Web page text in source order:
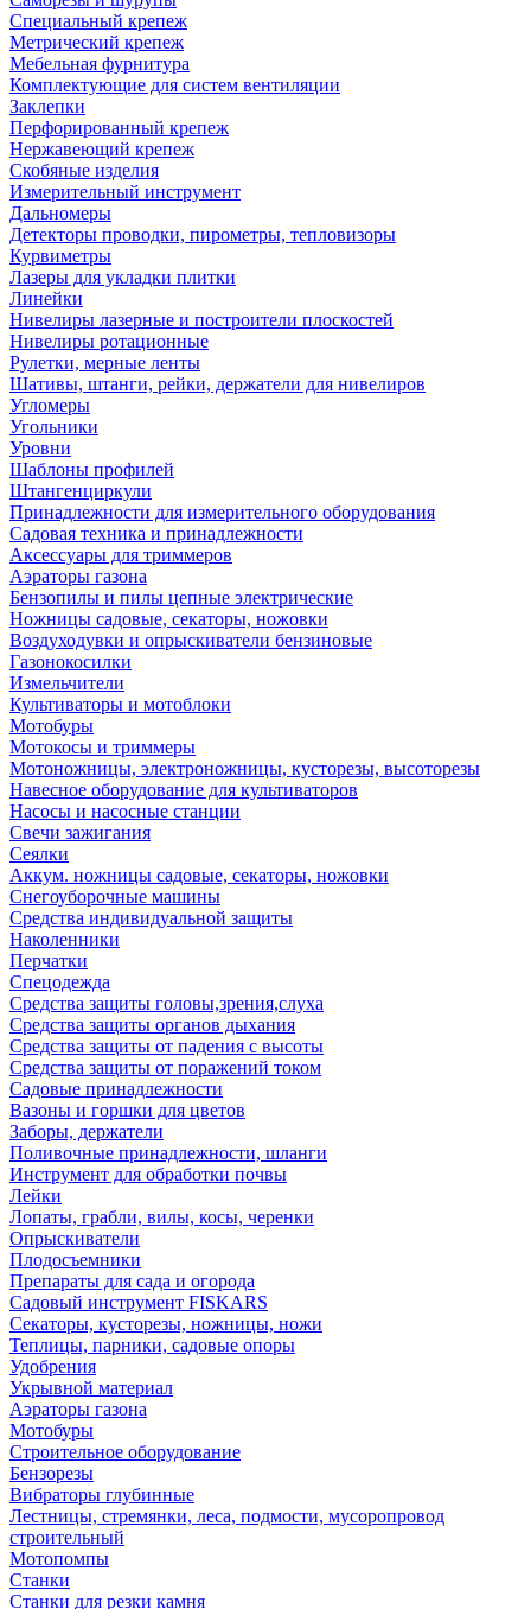
Специальный крепеж
Метрический крепеж
Мебельная фурнитура
Комплектующие для систем вентиляции
Заклепки
Перфорированный крепеж
Нержавеющий крепеж
Скобяные изделия
Измерительный инструмент
Дальномеры
Детекторы проводки, пирометры, тепловизоры
Курвиметры
Лазеры для укладки плитки
Линейки
Нивелиры лазерные и построители плоскостей
Нивелиры ротационные
Рулетки, мерные ленты
Шативы, штанги, рейки, держатели для нивелиров
Угломеры
Угольники
Уровни
Шаблоны профилей
Штангенциркули
Принадлежности для измерительного оборудования
Садовая техника и принадлежности
Аксессуары для триммеров
Аэраторы газона
Бензопилы и пилы цепные электрические
Ножницы садовые, секаторы, ножовки
Воздуходувки и опрыскиватели бензиновые
Газонокосилки
Измельчители
Культиваторы и мотоблоки
Мотобуры
Мотокосы и триммеры
Мотоножницы, электроножницы, кусторезы, высоторезы
Навесное оборудование для культиваторов
Насосы и насосные станции
Свечи зажигания
Сеялки
Аккум. ножницы садовые, секаторы, ножовки
Снегоуборочные машины
Средства индивидуальной защиты
Наколенники
Перчатки
Спецодежда
Средства защиты головы,зрения,слуха
Средства защиты органов дыхания
Средства защиты от падения с высоты
Средства защиты от поражений током
Садовые принадлежности
Вазоны и горшки для цветов
Заборы, держатели
Поливочные принадлежности, шланги
Инструмент для обработки почвы
Лейки
Лопаты, грабли, вилы, косы, черенки
Опрыскиватели
Плодосъемники
Препараты для сада и огорода
Садовый инструмент FISKARS
Секаторы, кусторезы, ножницы, ножи
Теплицы, парники, садовые опоры
Удобрения
Укрывной материал
Аэраторы газона
Мотобуры
Строительное оборудование
Бензорезы
Вибраторы глубинные
Лестницы, стремянки, леса, подмости, мусоропровод
строительный
Мотопомпы
Станки
Станки для резки камня